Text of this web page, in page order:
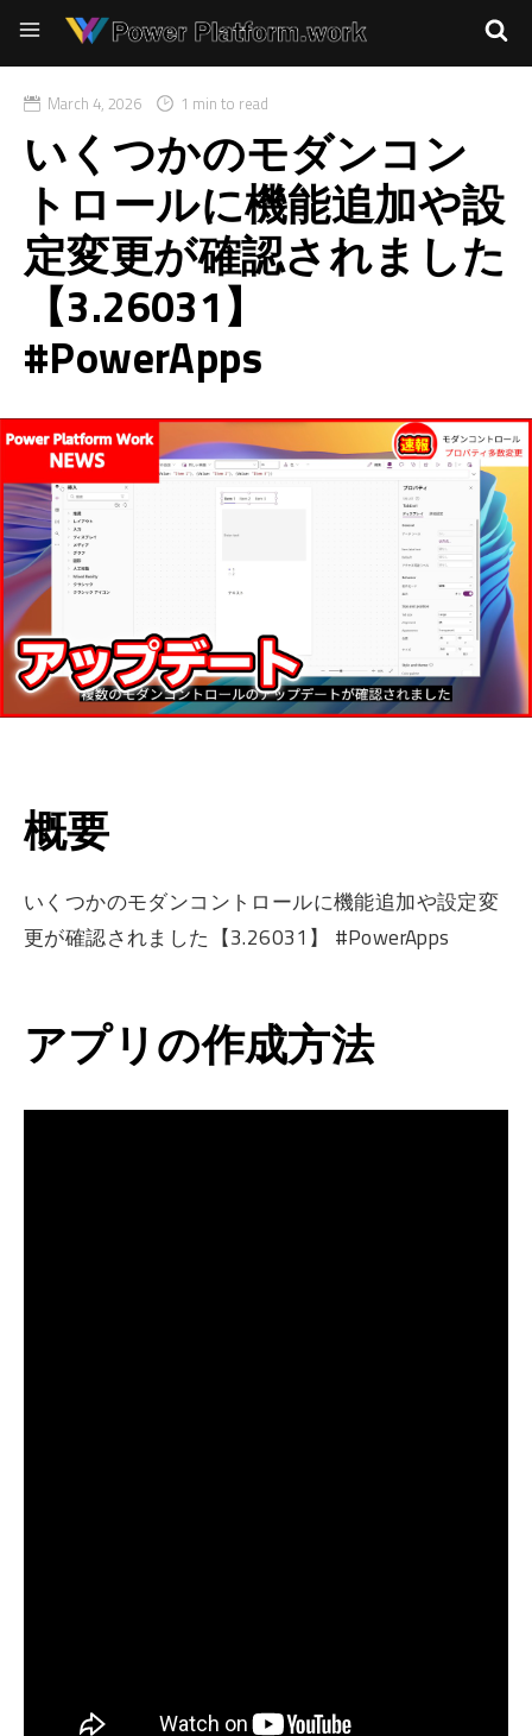
March 4, 2026 1 min to read
いくつかのモダンコン
トロールに機能追加や設
定変更が確認されました
【3.26031】
#PowerApps
概要
いくつかのモダンコントロールに機能追加や設定変
更が確認されました【3.26031】 #PowerApps
アプリの作成方法